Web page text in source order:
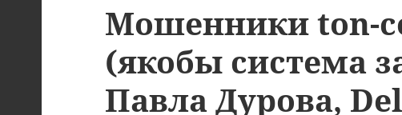
Мошенники ton-
(якобы система
Павла Дурова,